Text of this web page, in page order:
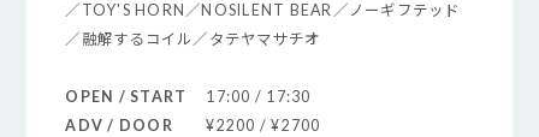
／TOY'S HORN／NOSILENT BEAR／ノーギフテッド
／融解するコイル／タテヤマサチオ
OPEN / START
17:00 / 17:30
ADV / DOOR
¥2200 / ¥2700